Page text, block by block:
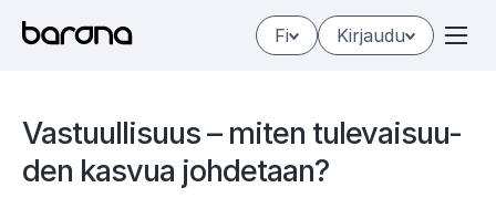
sisältöön
Kirjaudu
Fi
Vas­tuul­li­suus – mi­ten tu­le­vai­suu­
den kas­vua joh­de­taan?